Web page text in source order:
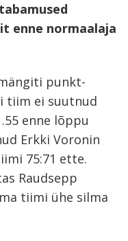
enne normaalaja
punkt-
tiim ei suutnud
enne lõppu
Erkki Voronin
75:71 ette.
Raudsepp
tiimi ühe silma